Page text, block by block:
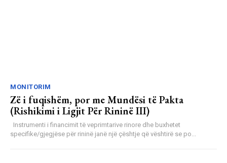
MONITORIM
Zë i fuqishëm, por me Mundësi të Pakta
(Rishikimi i Ligjit Për Rininë III)
Instrumenti i financimit të veprimtarive rinore dhe buxhetet
specifike/gjegjëse për rininë janë një çështje që vështirë se po...